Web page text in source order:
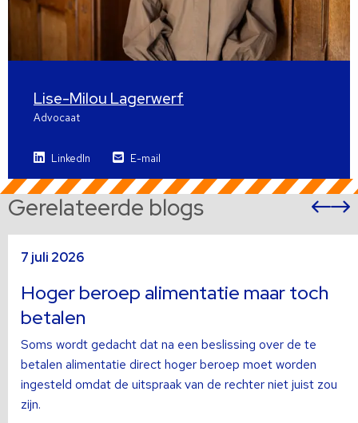
Lise-Milou Lagerwerf
Advocaat
LinkedIn E-mail
Gerelateerde blogs
7 juli 2026
Hoger beroep alimentatie maar toch
betalen
Soms wordt gedacht dat na een beslissing over de te
betalen alimentatie direct hoger beroep moet worden
ingesteld omdat de uitspraak van de rechter niet juist zou
zijn.
meer